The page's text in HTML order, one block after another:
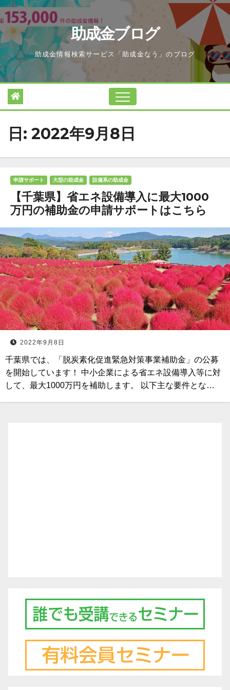
Skip
to
content
助成金ブログ
助成金情報検索サービス「助成金なう」のブログ
日: 2022年9月8日
申請サポート 大型の助成金 設備系の助成金
【千葉県】省エネ設備導入に最大1000
万円の補助金の申請サポートはこちら
2022年9月8日
千葉県では、「脱炭素化促進緊急対策事業補助金」の公募
を開始しています！ 中小企業による省エネ設備導入等に対
して、最大1000万円を補助します。 以下主な要件とな…